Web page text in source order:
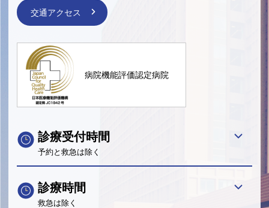
交通アクセス
病院機能評価認定病院
診療受付時間
予約と救急は除く
診療時間
救急は除く